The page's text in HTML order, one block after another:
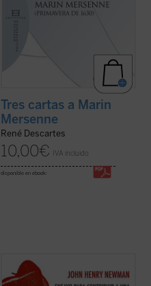
Tres cartas a Marin
Mersenne
René Descartes
10,00€ IVA incluido
disponible en ebook:
Edición revisada y anotada de la obra
cumbre del Cardenal Newman.
Dedicada a investigar el tipo de